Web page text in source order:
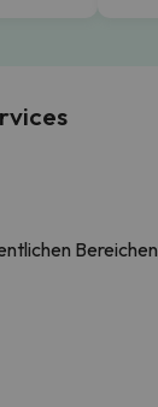
Bereichen